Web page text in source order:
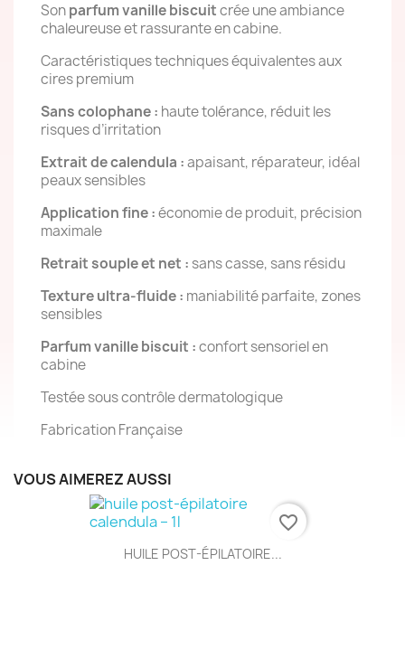
Sonparfum vanille biscuitcrée une ambiance
chaleureuse et rassurante en cabine.
Caractéristiques techniques équivalentes aux
cires premium
Sans colophane : haute tolérance, réduit les
risques d’irritation
Extrait de calendula :apaisant, réparateur, idéal
peaux sensibles
Application fine :économie de produit, précision
maximale
Retrait souple et net : sans casse, sans résidu
Texture ultra-fluide : maniabilité parfaite, zones
sensibles
Parfum vanille biscuit :confort sensoriel en
cabine
Testée sous contrôle dermatologique
Fabrication Française
VOUS AIMEREZ AUSSI
HUILE POST-ÉPILATOIRE...
favorite_border